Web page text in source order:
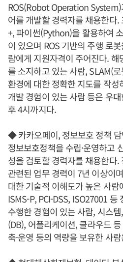
ROS(Robot Operation
어를 개발할 경력자를 채용한다.
+, 파이썬(Python)을 활용하여
이 있으며 ROS 기반의 주행 로
람에게 지원자격이 주어진다. 해
를 소지하고 있는 사람, SLAM(
환경에 대한 정확한 지도를 작
개발 경험이 있는 사람 등은 우
후 4시까지다.
◆ 카카오페이, 정보보호 정책
정보보호정책을 수립·운영하고
성을 검토할 경력자를 채용한다
관련된 업무 경력이 7년 이상이
대한 기술적 이해도가 높은 사
ISMS-P, PCI-DSS, ISO27001
수행한 경험이 있는 사람, 시스
(DB), 어플리케이션, 클라우드
축·운영 등의 역량을 보유한 사